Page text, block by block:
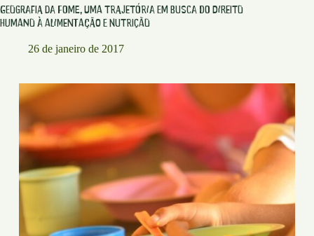
Geografia da Fome, uma trajetória em busca do direito
humano à alimentação e nutrição
26 de janeiro de 2017